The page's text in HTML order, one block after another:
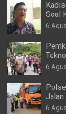
Soal
6
6
Jalan
6